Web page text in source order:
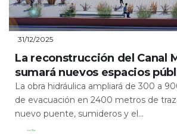
31/12/2025
La reconstrucción del Canal
sumará nuevos espacios
La obra hidráulica ampliará de 300 a
de evacuación en 2400 metros de
nuevo puente, sumideros y el...
Leer Más